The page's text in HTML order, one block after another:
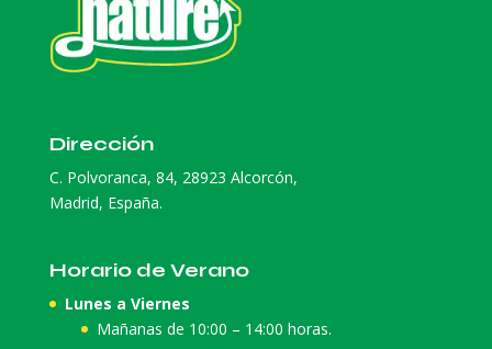
Dirección
C. Polvoranca, 84, 28923 Alcorcón,
Madrid, España.
Horario de Verano
Lunes a Viernes
Mañanas de 10:00 – 14:00 horas.